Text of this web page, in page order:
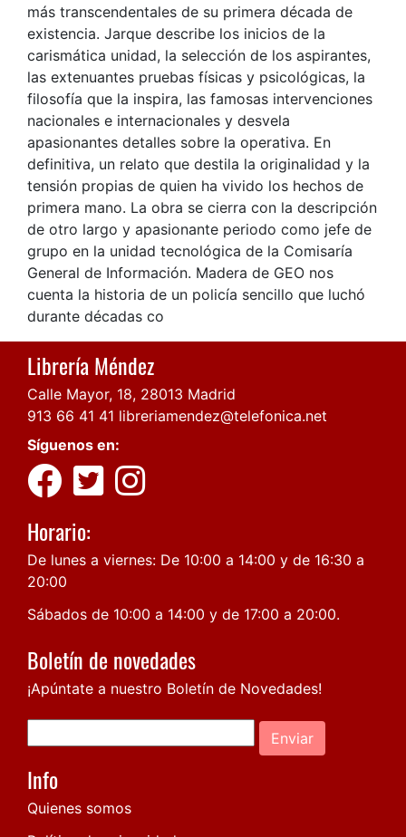
más transcendentales de su primera década de
existencia. Jarque describe los inicios de la
carismática unidad, la selección de los aspirantes,
las extenuantes pruebas físicas y psicológicas, la
filosofía que la inspira, las famosas intervenciones
nacionales e internacionales y desvela
apasionantes detalles sobre la operativa. En
definitiva, un relato que destila la originalidad y la
tensión propias de quien ha vivido los hechos de
primera mano. La obra se cierra con la descripción
de otro largo y apasionante periodo como jefe de
grupo en la unidad tecnológica de la Comisaría
General de Información. Madera de GEO nos
cuenta la historia de un policía sencillo que luchó
durante décadas co
Librería Méndez
Calle Mayor, 18, 28013 Madrid
913 66 41 41 libreriamendez@telefonica.net
Síguenos en:
Horario:
De lunes a viernes: De 10:00 a 14:00 y de 16:30 a
20:00
Sábados de 10:00 a 14:00 y de 17:00 a 20:00.
Boletín de novedades
¡Apúntate a nuestro Boletín de Novedades!
Enviar
Info
Quienes somos